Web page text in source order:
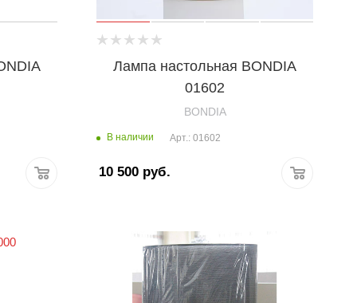
Лампа настольная BONDIA
01602
BONDIA
В наличии Арт.: 01602
10 500 руб.